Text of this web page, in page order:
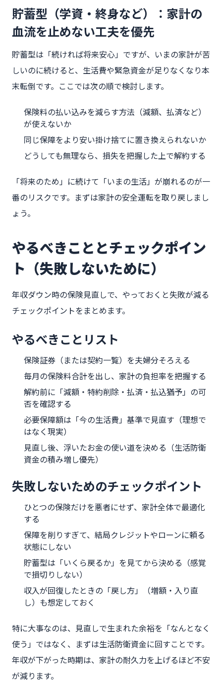
貯蓄型（学資・終身など）：家計の
血流を止めない工夫を優先
貯蓄型は「続ければ将来安心」ですが、いまの家計が苦
しいのに続けると、生活費や緊急資金が足りなくなり本
末転倒です。ここでは次の順で検討します。
保険料の払い込みを減らす方法（減額、払済など）
が使えないか
同じ保障をより安い掛け捨てに置き換えられないか
どうしても無理なら、損失を把握した上で解約する
「将来のため」に続けて「いまの生活」が崩れるのが一
番のリスクです。まずは家計の安全運転を取り戻しまし
ょう。
やるべきこととチェックポイン
ト（失敗しないために）
年収ダウン時の保険見直しで、やっておくと失敗が減る
チェックポイントをまとめます。
やるべきことリスト
保険証券（または契約一覧）を夫婦分そろえる
毎月の保険料合計を出し、家計の負担率を把握する
解約前に「減額・特約削除・払済・払込猶予」の可
否を確認する
必要保障額は「今の生活費」基準で見直す（理想で
はなく現実）
見直し後、浮いたお金の使い道を決める（生活防衛
資金の積み増し優先）
失敗しないためのチェックポイント
ひとつの保険だけを悪者にせず、家計全体で最適化
する
保障を削りすぎて、結局クレジットやローンに頼る
状態にしない
貯蓄型は「いくら戻るか」を見てから決める（感覚
で損切りしない）
収入が回復したときの「戻し方」（増額・入り直
し）も想定しておく
特に大事なのは、見直しで生まれた余裕を「なんとなく
使う」ではなく、まずは生活防衛資金に回すことです。
年収が下がった時期は、家計の耐久力を上げるほど不安
が減ります。